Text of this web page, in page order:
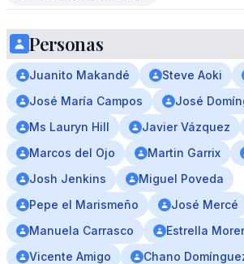
Personas
Juanito Makandé Steve Aoki
José María Campos
José
Ms Lauryn Hill
Javier Vázquez
Marcos del Ojo
Martin Garrix
Josh Jenkins
Miguel Poveda
Pepe el Marismeño
José Mercé
Manuela Carrasco
Estrella
Vicente Amigo
Chano